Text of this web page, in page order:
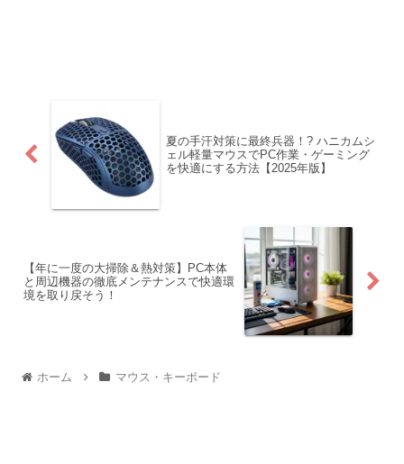
夏の手汗対策に最終兵器！? ハニカムシ
ェル軽量マウスでPC作業・ゲーミング
を快適にする方法【2025年版】
【年に一度の大掃除＆熱対策】PC本体
と周辺機器の徹底メンテナンスで快適環
境を取り戻そう！
ホーム マウス・キーボード